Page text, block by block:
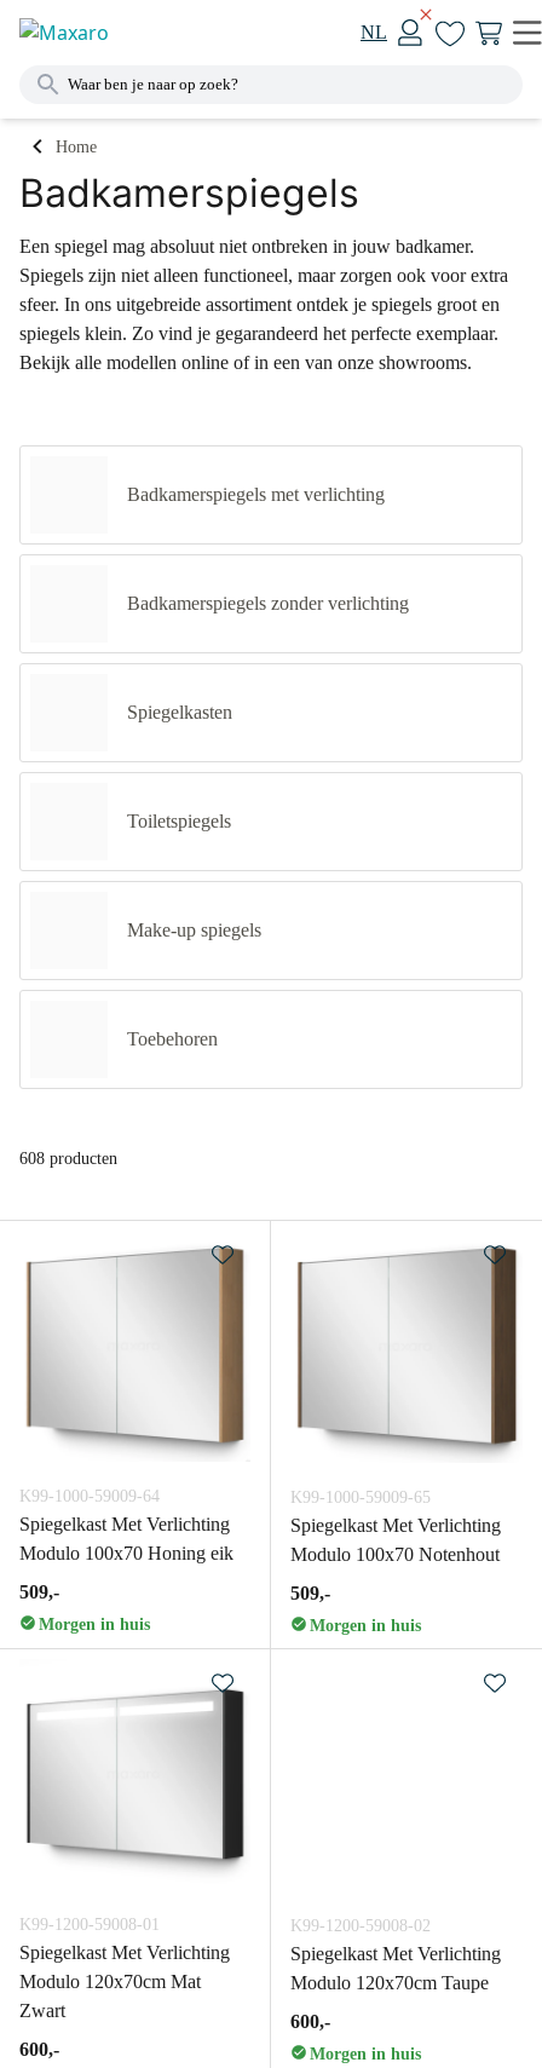
NL
Home
Badkamerspiegels
Een spiegel mag absoluut niet ontbreken in jouw badkamer.
Spiegels zijn niet alleen functioneel, maar zorgen ook voor extra
sfeer. In ons uitgebreide assortiment ontdek je spiegels groot en
spiegels klein. Zo vind je gegarandeerd het perfecte exemplaar.
Bekijk alle modellen online of in een van onze showrooms.
Badkamerspiegels met verlichting
Badkamerspiegels zonder verlichting
Spiegelkasten
Toiletspiegels
Make-up spiegels
Toebehoren
608 producten
K99-1000-59009-64
Spiegelkast Met Verlichting
Modulo 100x70 Honing eik
509,-
Morgen in huis
K99-1000-59009-65
Spiegelkast Met Verlichting
Modulo 100x70 Notenhout
509,-
Morgen in huis
K99-1200-59008-01
Spiegelkast Met Verlichting
Modulo 120x70cm Mat
Zwart
600,-
K99-1200-59008-02
Spiegelkast Met Verlichting
Modulo 120x70cm Taupe
600,-
Morgen in huis